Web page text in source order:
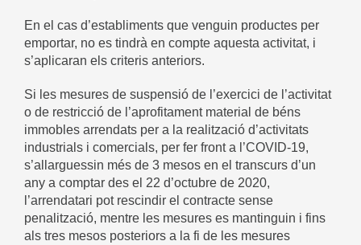
En el cas d’establiments que venguin productes per
emportar, no es tindrà en compte aquesta activitat, i
s’aplicaran els criteris anteriors.
Si les mesures de suspensió de l’exercici de l’activitat
o de restricció de l’aprofitament material de béns
immobles arrendats per a la realització d’activitats
industrials i comercials, per fer front a l’COVID-19,
s’allarguessin més de 3 mesos en el transcurs d’un
any a comptar des el 22 d’octubre de 2020,
l’arrendatari pot rescindir el contracte sense
penalització, mentre les mesures es mantinguin i fins
als tres mesos posteriors a la fi de les mesures